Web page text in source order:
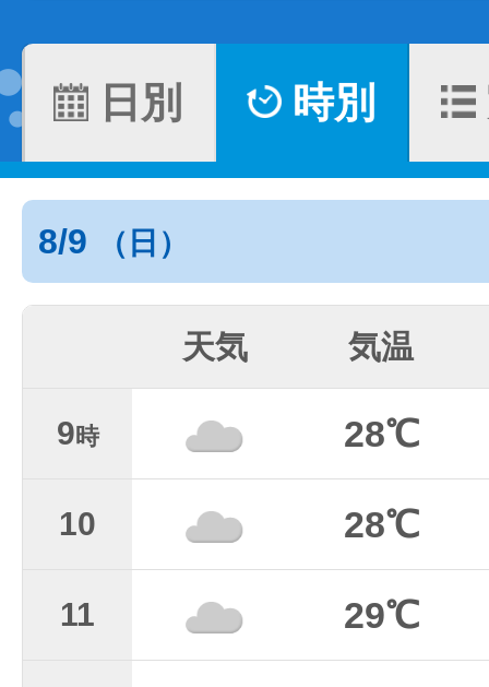
日別 時別
8/9 （日）
天気 気温
9時 28℃
10 28℃
11 29℃